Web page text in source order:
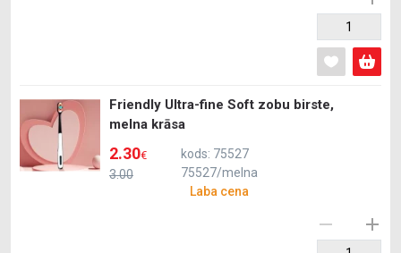
Friendly Ultra-fine Soft zobu birste,
melna krāsa
3.00
2.30€
kods: 75527
75527/melna
Laba cena